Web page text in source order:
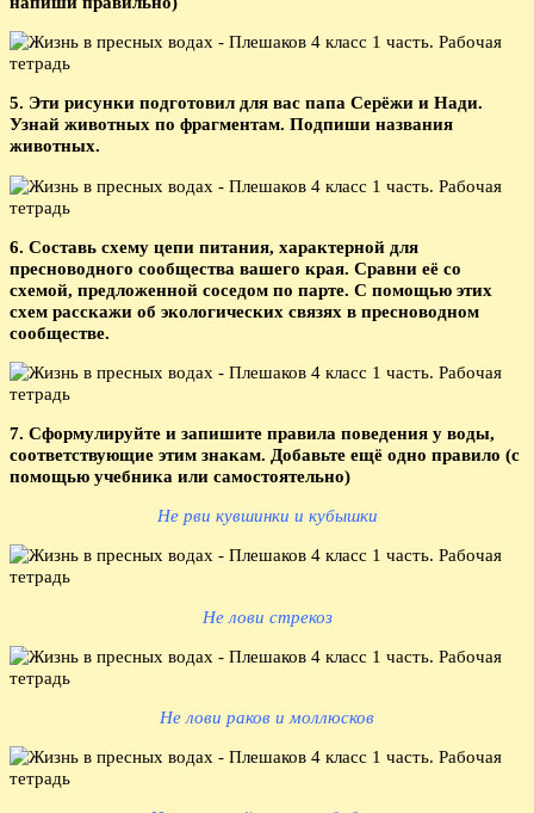
5. Эти рисунки подготовил для вас папа Серёжи и Нади.
Узнай животных по фрагментам. Подпиши названия
животных.
6. Составь схему цепи питания, характерной для
пресноводного сообщества вашего края. Сравни её со
схемой, предложенной соседом по парте. С помощью этих
схем расскажи об экологических связях в пресноводном
сообществе.
7. Сформулируйте и запишите правила поведения у воды,
соответствующие этим знакам. Добавьте ещё одно правило (с
помощью учебника или самостоятельно)
Не рви кувшинки и кубышки
Не лови стрекоз
Не лови раков и моллюсков